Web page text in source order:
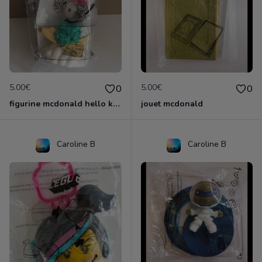
5.00€ 0
figurine mcdonald hello kitty
5.00€ 0
jouet mcdonald
Caroline B Caroline B